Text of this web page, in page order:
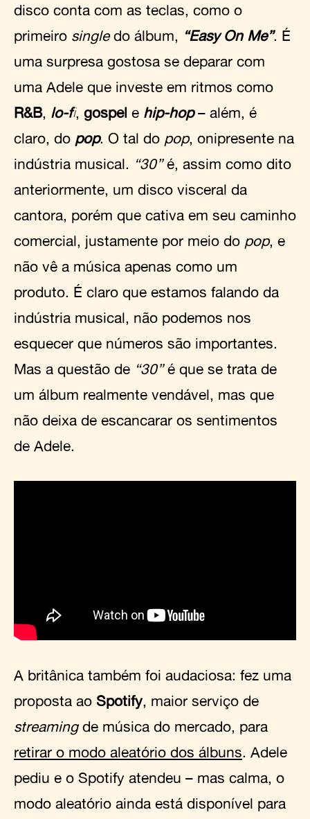
disco conta com as teclas, como o
primeiro singledo álbum, “Easy On Me”. É
uma surpresa gostosa se deparar com
uma Adele que investe em ritmos como
R&B, lo-fi, gospel e hip-hop– além, é
claro, do pop. O tal do pop, onipresente na
indústria musical. “30”é, assim como dito
anteriormente, um disco visceral da
cantora, porém que cativa em seu caminho
comercial, justamente por meio do pop, e
não vê a música apenas como um
produto. É claro que estamos falando da
indústria musical, não podemos nos
esquecer que números são importantes.
Mas a questão de “30”é que se trata de
um álbum realmente vendável, mas que
não deixa de escancarar os sentimentos
de Adele.
A britânica também foi audaciosa: fez uma
proposta ao Spotify , maior serviço de
streaming de música do mercado, para
retirar o modo aleatório dos álbuns. Adele
pediu e o Spotify atendeu – mas calma, o
modo aleatório ainda está disponível para